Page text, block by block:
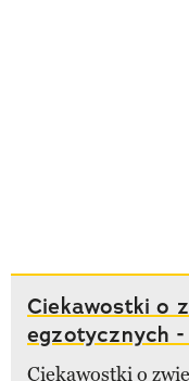
Ciekawostki o
egzotycznych
Ciekawostki o